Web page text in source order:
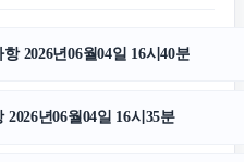
2026년06월04일 16시40분
년06월04일 16시35분